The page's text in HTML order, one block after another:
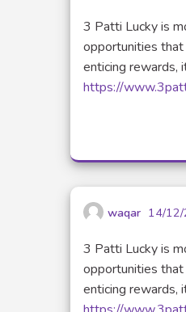
3 Patti Lucky is
opportunities that
enticing rewards,
https://
waqar 14/
3 Patti Lucky is
opportunities that
enticing rewards,